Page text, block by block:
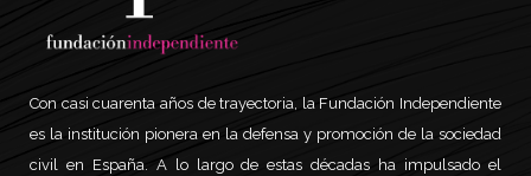
Con casi cuarenta años de trayectoria, la Fundación Independiente
es la institución pionera en la defensa y promoción de la sociedad
civil en España. A lo largo de estas décadas ha impulsado el